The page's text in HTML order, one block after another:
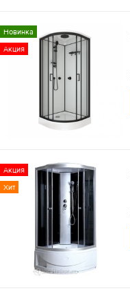
Новинка
Акция
Акция
Хит